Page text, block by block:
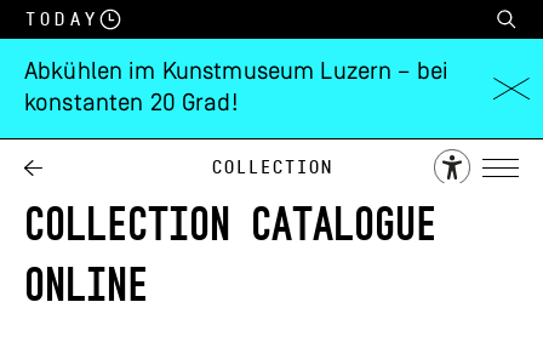
Today
Abkühlen im Kunstmuseum Luzern – bei
konstanten 20 Grad!
Collection
COLLECTION CATALOGUE
ONLINE